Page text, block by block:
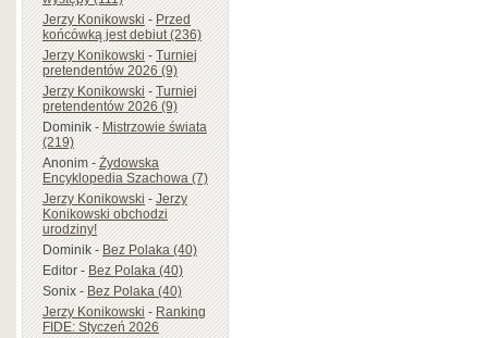
Jerzy Konikowski-Przed
końcówką jest debiut (236)
Jerzy Konikowski-Turniej
pretendentów 2026 (9)
Jerzy Konikowski-Turniej
pretendentów 2026 (9)
Dominik-Mistrzowie świata
(219)
Anonim-Żydowska
Encyklopedia Szachowa (7)
Jerzy Konikowski-Jerzy
Konikowski obchodzi
urodziny!
Dominik-Bez Polaka (40)
Editor-Bez Polaka (40)
Sonix-Bez Polaka (40)
Jerzy Konikowski-Ranking
FIDE: Styczeń 2026